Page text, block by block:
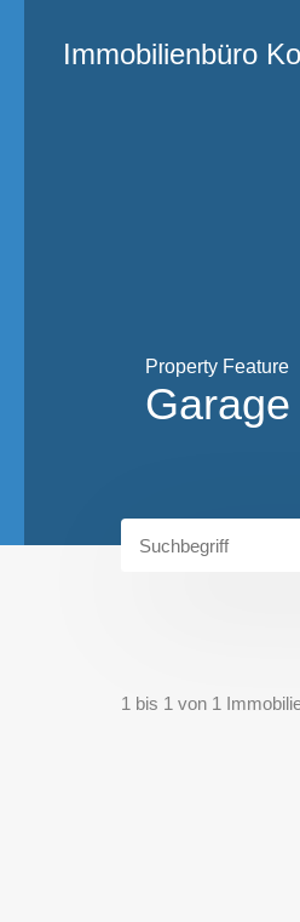
Komm.Rat.
Immobilienbüro
Property Feature
Garage
1 bis 1 von 1